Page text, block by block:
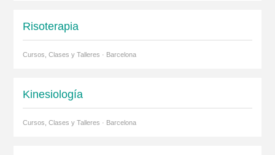
Risoterapia
Cursos, Clases y Talleres · Barcelona
Kinesiología
Cursos, Clases y Talleres · Barcelona